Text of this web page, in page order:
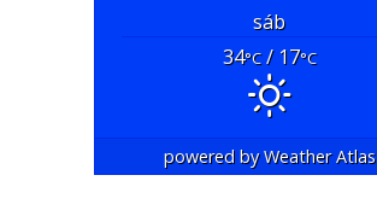
sáb
34°C/ 17°C
powered byWeather Atlas